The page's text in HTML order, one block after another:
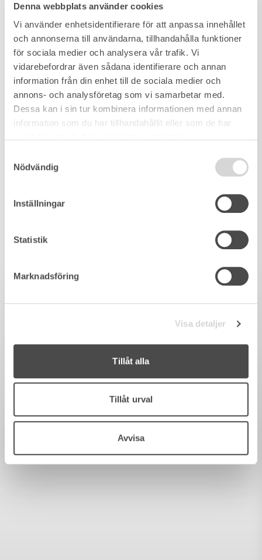
Denna webbplats använder cookies
Vi använder enhetsidentifierare för att anpassa innehållet
och annonserna till användarna, tillhandahålla funktioner
för sociala medier och analysera vår trafik. Vi
vidarebefordrar även sådana identifierare och annan
information från din enhet till de sociala medier och
annons- och analysföretag som vi samarbetar med.
Dessa kan i sin tur kombinera informationen med annan
information som du har tillhandahållit eller som de har
Nödvändig
Inställningar
Statistik
Marknadsföring
Visa detaljer
Tillåt alla
Tillåt urval
Avvisa